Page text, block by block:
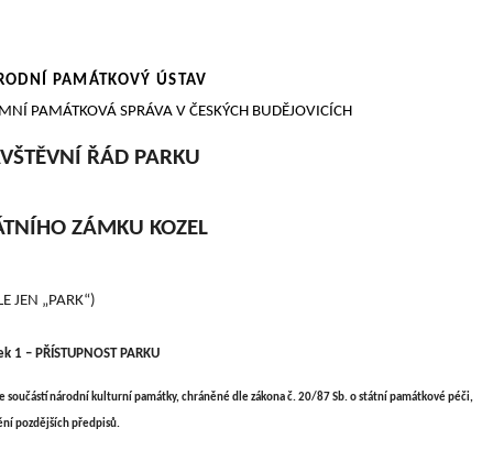
PAMÁTKOVÝ ÚSTAV
PAMÁTKOVÁ SPRÁVA V ČESKÝCH BUDĚJOVICÍCH
ŘÁD PARKU
ZÁMKU KOZEL
JEN „PARK“)
1 – PŘÍSTUPNOST PARKU
součástí národní kulturní památky, chráněné dle zákona č. 20/87 Sb. o státní památkové péči,
pozdějších předpisů.